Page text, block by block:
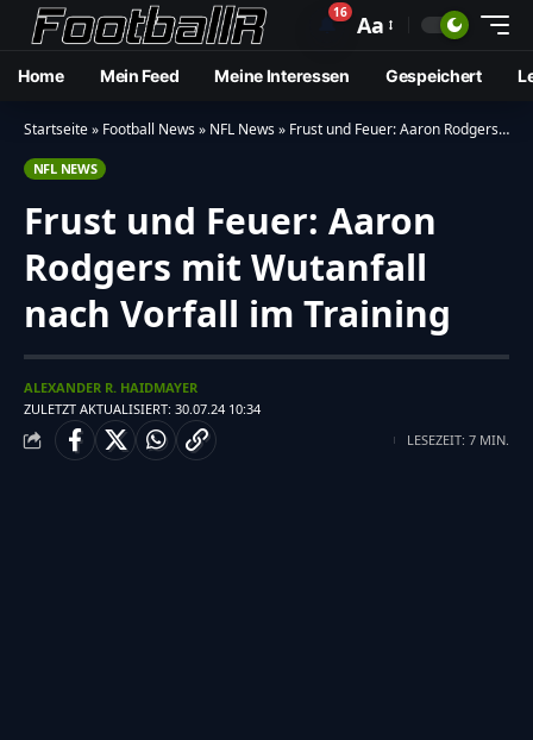
🔔16 Aa
Home Mein Feed Meine Interessen Gespeichert
Startseite» Football News» NFL News» Frust und Feuer: Aaron Rodgers mit Wutanfall nach Vorfall im Training
NFL NEWS
Frust und Feuer: Aaron
Rodgers mit Wutanfall
nach Vorfall im Training
ZULETZT AKTUALISIERT: 30.07.24 10:34
ALEXANDER R. HAIDMAYER
LESEZEIT: 7 MIN.